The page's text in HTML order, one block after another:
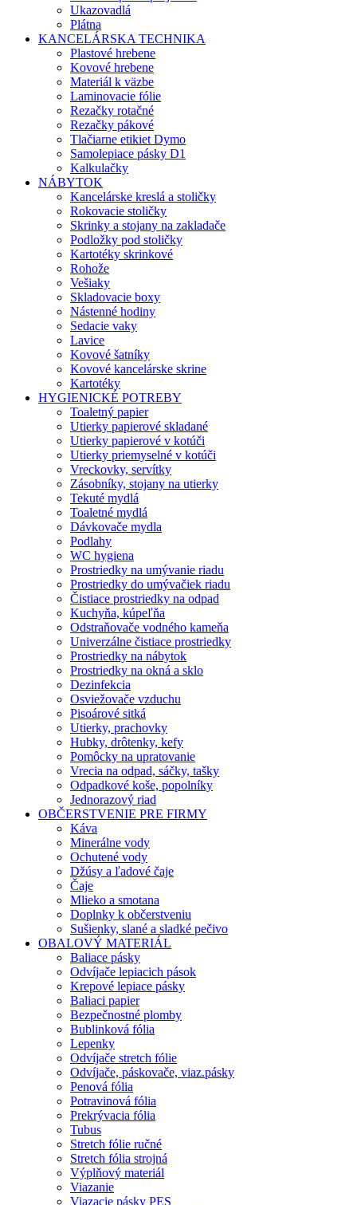
Ukazovadlá
Plátna
KANCELÁRSKA TECHNIKA
Plastové hrebene
Kovové hrebene
Materiál k väzbe
Laminovacie fólie
Rezačky rotačné
Rezačky pákové
Tlačiarne etikiet Dymo
Samolepiace pásky D1
Kalkulačky
NÁBYTOK
Kancelárske kreslá a stoličky
Rokovacie stoličky
Skrinky a stojany na zakladače
Podložky pod stoličky
Kartotéky skrinkové
Rohože
Vešiaky
Skladovacie boxy
Nástenné hodiny
Sedacie vaky
Lavice
Kovové šatníky
Kovové kancelárske skrine
Kartotéky
HYGIENICKÉ POTREBY
Toaletný papier
Utierky papierové skladané
Utierky papierové v kotúči
Utierky priemyselné v kotúči
Vreckovky, servítky
Zásobníky, stojany na utierky
Tekuté mydlá
Toaletné mydlá
Dávkovače mydla
Podlahy
WC hygiena
Prostriedky na umývanie riadu
Prostriedky do umývačiek riadu
Čistiace prostriedky na odpad
Kuchyňa, kúpeľňa
Odstraňovače vodného kameňa
Univerzálne čistiace prostriedky
Prostriedky na nábytok
Prostriedky na okná a sklo
Dezinfekcia
Osviežovače vzduchu
Pisoárové sitká
Utierky, prachovky
Hubky, drôtenky, kefy
Pomôcky na upratovanie
Vrecia na odpad, sáčky, tašky
Odpadkové koše, popolníky
Jednorazový riad
OBČERSTVENIE PRE FIRMY
Káva
Minerálne vody
Ochutené vody
Džúsy a ľadové čaje
Čaje
Mlieko a smotana
Doplnky k občerstveniu
Sušienky, slané a sladké pečivo
OBALOVÝ MATERIÁL
Baliace pásky
Odvíjače lepiacich pások
Krepové lepiace pásky
Baliaci papier
Bezpečnostné plomby
Bublinková fólia
Lepenky
Odvíjače stretch fólie
Odvíjače, páskovače, viaz.pásky
Penová fólia
Potravinová fólia
Prekrývacia fólia
Tubus
Stretch fólie ručné
Stretch fólia strojná
Výplňový materiál
Viazanie
Viazacie pásky PES